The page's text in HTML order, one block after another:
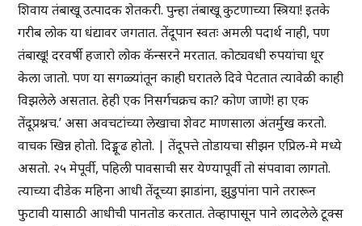
शिवाय तंबाखू उत्पादक शेतकरी. पुन्हा तंबाखू कुटणाच्या स्त्रिया! इतके
गरीब लोक या धंद्यावर जगतात. तेंदूपान स्वतः अमली पदार्थ नाही, पण
तंबाखू! दरवर्षी हजारो लोक कॅन्सरने मरतात. कोट्यवधी रुपयांचा धूर
केला जातो. पण या सगळ्यांतून काही घरातले दिवे पेटतात त्यावेळी काही
विझलेले असतात. हेही एक निसर्गचक्रच का? कोण जाणे! हा एक
तेंदूप्रश्नच.’ असा अवचटांच्या लेखाचा शेवट माणसाला अंतर्मुख करतो.
वाचक खिन्न होतो. दिङ्मूढ होतो. | तेंदूपत्ते तोडायचा सीझन एप्रिल-मे मध्ये
असतो. २५ मेपूर्वी, पहिली पावसाची सर येण्यापूर्वी तो संपवावा लागतो.
त्याच्या दीडेक महिना आधी तेंदूच्या झाडांना, झुडुपांना पाने तरारून
फुटावी यासाठी आधीची पानतोड करतात. तेव्हापासून पाने लादलेले टूक्स